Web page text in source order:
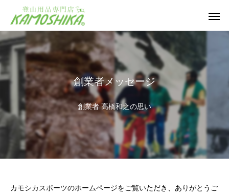
創業者メッセージ
創業者 高橋和之の思い
カモシカスポーツのホームページをご覧いただき、ありがとうご